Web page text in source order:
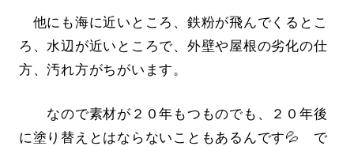
他にも海に近いところ、鉄粉が飛んでくるとこ
ろ、水辺が近いところで、外壁や屋根の劣化の仕
方、汚れ方がちがいます。
なので素材が２０年もつものでも、２０年後
に塗り替えとはならないこともあるんです💦 で